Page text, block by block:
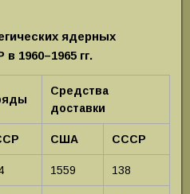
ядерных
1960–1965 гг.
Средства
доставки
США СССР
1559 138